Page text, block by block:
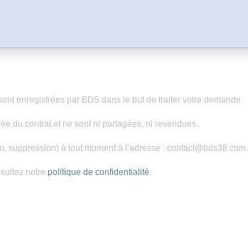
enregistrées par BDS dans le but de traiter votre demande.
du contrat et ne sont ni partagées, ni revendues.
suppression) à tout moment à l’adresse : contact@bds38.com.
notre politique de confidentialité.